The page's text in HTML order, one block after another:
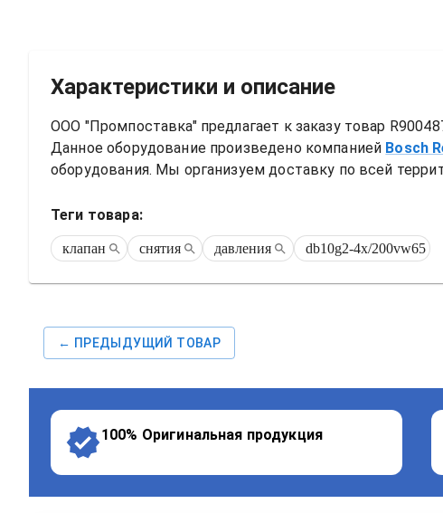
Характеристики и описание
ООО "Промпоставка" предлагает к заказу товар
Данное оборудование произведено компанией Bosch
оборудования. Мы организуем доставку по всей
Теги товара:
клапан снятия давления db10g2-4x/200vw65
← ПРЕДЫДУЩИЙ ТОВАР
100% Оригинальная продукция